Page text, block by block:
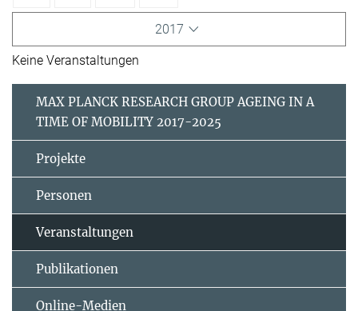
2017
Keine Veranstaltungen
MAX PLANCK RESEARCH GROUP AGEING IN A
TIME OF MOBILITY 2017-2025
Projekte
Personen
Veranstaltungen
Publikationen
Online-Medien